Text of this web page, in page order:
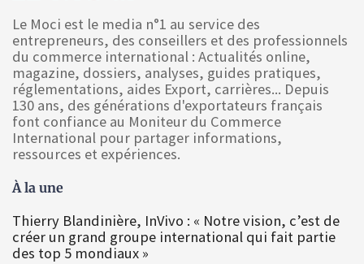
Le Moci est le media n°1 au service des
entrepreneurs, des conseillers et des professionnels
du commerce international : Actualités online,
magazine, dossiers, analyses, guides pratiques,
réglementations, aides Export, carrières... Depuis
130 ans, des générations d'exportateurs français
font confiance au Moniteur du Commerce
International pour partager informations,
ressources et expériences.
À la une
Thierry Blandinière, InVivo : « Notre vision, c’est de
créer un grand groupe international qui fait partie
des top 5 mondiaux »